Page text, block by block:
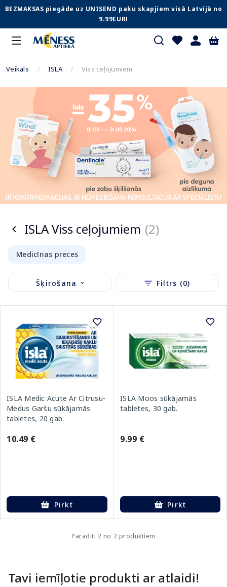
BEZMAKSAS piegāde uz UNISEND paku skapjiem visā Latvijā no
9.99EUR!
Veikals ISLA Viss ceļojumiem
ISLA Viss ceļojumiem (2)
Medicīnas preces
Šķirošana Filtrs (0)
ISLA Medic Acute Ar Citrusu-
Medus Garšu sūkājamās
tabletes, 20 gab.
10.49 €
Pirkt
ISLA Moos sūkājamās
tabletes, 30 gab.
9.99 €
Pirkt
Parādīti 2 no 2 produktiem
Tavi iemīļotie produkti ar atlaidi!